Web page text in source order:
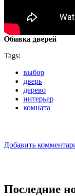
Обивка дверей
Tags:
выбор
дверь
дерево
интерьер
комната
Добавить
Последние